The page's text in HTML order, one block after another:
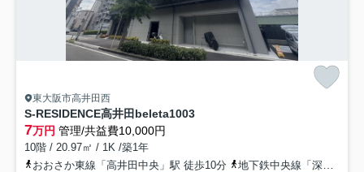
東大阪市高井田西
S-RESIDENCE高井田beleta1003
7万円 管理/共益費10,000円
10階 / 20.97㎡ / 1K /築1年
おおさか東線「高井田中央」駅 徒歩10分
地下鉄中央線「深江橋」駅 徒歩10分